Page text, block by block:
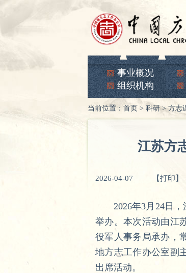
事业概况
组织机构
当前位置： 首页 > 科研>方志
江苏方
2026-04-07 【打印】
2026年3月24日，
举办。本次活动由江
役军人事务局承办，
地方志工作办公室副
出席活动。